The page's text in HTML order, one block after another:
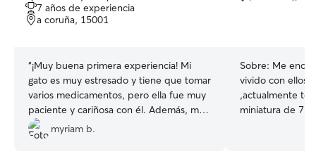
5
estrellas
7 años de experiencia
a coruña, 15001
“¡Muy buena primera experiencia! Mi
gato es muy estresado y tiene que tomar
varios medicamentos, pero ella fue muy
paciente y cariñosa con él. Además, me
envió fotos y me mantuvo informada
durante la visita. ¡Muchas gracias de
myriam b.
Sobre: Me
vivido con ellos
,actualmente
miniatura de 7